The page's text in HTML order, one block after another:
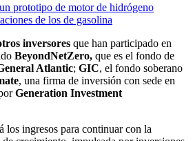
prototipo de motor de hidrógeno
de los de gasolina
inversores que han participado en
BeyondNetZero, que es el fondo de
Atlantic; GIC, el fondo soberano
, una firma de inversión con sede en
Generation Investment
ingresos para continuar con la